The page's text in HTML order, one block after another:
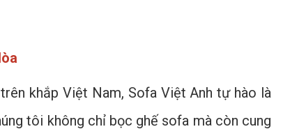
khắp Việt Nam, Sofa Việt Anh tự hào là
tôi không chỉ bọc ghế sofa mà còn cung